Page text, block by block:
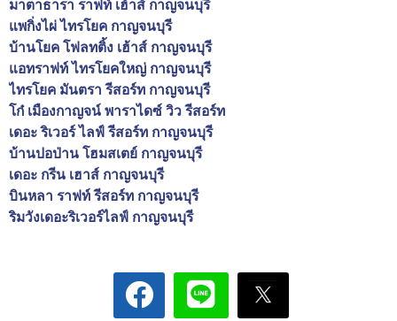
มาตาธารา ราฟท์ เฮ้าส์ กาญจนบุรี
แพกิ่งไผ่ ไทรโยค กาญจนบุรี
บ้านโยค โฟลทติ้ง เฮ้าส์ กาญจนบุรี
แอทราฟท์ ไทรโยคใหญ่ กาญจนบุรี
ไทรโยค มันตรา รีสอร์ท กาญจนบุรี
โก๋ เมืองกาญจน์ พาราไดซ์ วิว รีสอร์ท
เดอะ ริเวอร์ ไลฟ์ รีสอร์ท กาญจนบุรี
บ้านปอป่าน โฮมสเตย์ กาญจนบุรี
เดอะ กรีน เฮาส์ กาญจนบุรี
บินหลา ราฟท์ รีสอร์ท กาญจนบุรี
ริมวังเดอะริเวอร์ไลฟ์ กาญจนบุรี